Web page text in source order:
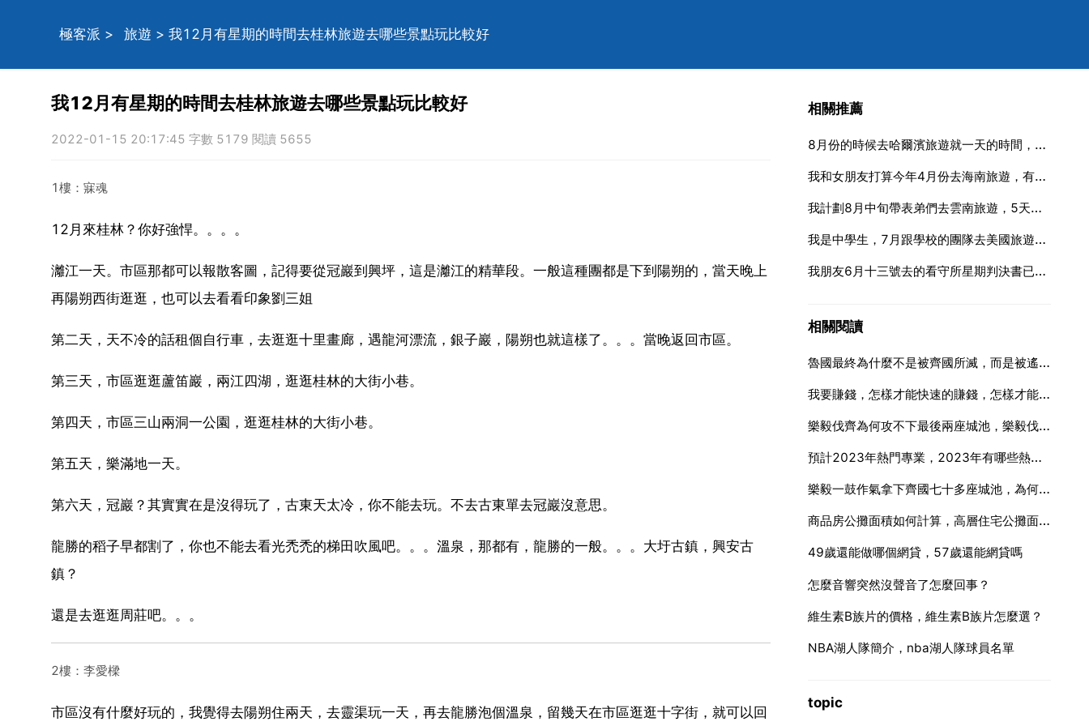
極客派 > 旅遊 > 我12月有星期的時間去桂林旅遊去哪些景點玩比較好
我12月有星期的時間去桂林旅遊去哪些景點玩比較好
2022-01-15 20:17:45 字數 5179 閱讀 5655
1樓：寐魂
12月來桂林？你好強悍。。。。
灕江一天。市區那都可以報散客圖，記得要從冠巖到興坪，這是灕江的精華段。一般這種團都是下到陽朔的，當天晚上
再陽朔西街逛逛，也可以去看看印象劉三姐
第二天，天不冷的話租個自行車，去逛逛十里畫廊，遇龍河漂流，銀子巖，陽朔也就這樣了。。。當晚返回市區。
第三天，市區逛逛蘆笛巖，兩江四湖，逛逛桂林的大街小巷。
第四天，市區三山兩洞一公園，逛逛桂林的大街小巷。
第五天，樂滿地一天。
第六天，冠巖？其實實在是沒得玩了，古東天太冷，你不能去玩。不去古東單去冠巖沒意思。
龍勝的稻子早都割了，你也不能去看光禿禿的梯田吹風吧。。。溫泉，那都有，龍勝的一般。。。大圩古鎮，興安古
鎮？
還是去逛逛周莊吧。。。
2樓：李愛樑
市區沒有什麼好玩的，我覺得去陽朔住兩天，去靈渠玩一天，再去龍勝泡個溫泉，留幾天在市區逛逛十字街，就可以回
相關推薦
8月份的時候去哈爾濱旅遊就一天的時間，路線要怎麼走，從火車站出發，本人非常想去索菲亞教堂
我和女朋友打算今年4月份去海南旅遊，有好的路線和景點麼
我計劃8月中旬帶表弟們去雲南旅遊，5天時間，想走昆明 大理 麗江這條線路，不打算跟團，希望走自然路線
我是中學生，7月跟學校的團隊去美國旅遊，待月，準備帶3000美金
我朋友6月十三號去的看守所星期判決書已經下來了我們也不上訴了
相關閱讀
魯國最終為什麼不是被齊國所滅，而是被遙遠的楚國所滅
我要賺錢，怎樣才能快速的賺錢，怎樣才能快速賺錢？
樂毅伐齊為何攻不下最後兩座城池，樂毅伐齊連破72座城，為什麼攻不下最後兩座呢？
預計2023年熱門專業，2023年有哪些熱門專業？
樂毅一鼓作氣拿下齊國七十多座城池，為何對最後兩城卻圍而不攻
商品房公攤面積如何計算，高層住宅公攤面積如何計算，大概比例是多少？
49歲還能做哪個網貸，57歲還能網貸嗎
怎麼音響突然沒聲音了怎麼回事？
維生素B族片的價格，維生素B族片怎麼選？
NBA湖人隊簡介，nba湖人隊球員名單
topic